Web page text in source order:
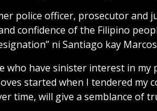
police officer, prosecutor and
confidence of the Filipino
ni Santiago kay
who have sinister interest in
started when I tendered my
time, will give a semblance of